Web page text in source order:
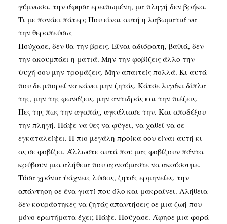
γύμνωσα, την άφησα ερειπωμένη, μα πληγή δεν βρήκα.
Τι με πονάει πάτερ; Που είναι αυτή η λαβωματιά να
την θεραπεύσω;
Ησύχασε, δεν θα την βρεις. Είναι αδιόρατη, βαθιά, δεν
την ακουμπάει η ματιά. Μην την φοβίζεις άλλο την
ψυχή σου μην τρομάζεις. Μην απαιτείς πολλά. Κι αυτά
που δε μπορεί να κάνει μην ζητάς. Κάτσε λιγάκι δίπλα
της, μην της φωνάζεις, μην αντιδράς και την πιέζεις.
Πες της πως την αγαπάς, αγκάλιασε την. Και αποδέξου
την πληγή. Πάψε να θες να φύγει, να χαθεί να σε
εγκαταλείψει. Η πιο μεγάλη προίκα σου είναι αυτή κι
ας σε φοβίζει. Άλλωστε αυτά που μας φοβίζουν πάντα
κρύβουν μια αλήθεια που αρνούμαστε να ακούσουμε.
Τόσα χρόνια ψάχνεις λύσεις, ζητάς ερμηνείες, την
απάντηση σε ένα γιατί που όλο και μακραίνει. Αλήθεια
δεν κουράστηκες να ζητάς απαντήσεις σε μια ζωή που
μόνο ερωτήματα έχει; Πάψε. Ησύχασε. Άφησε μια φορά